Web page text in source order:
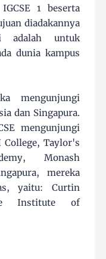
1 beserta
diadakannya
adalah untuk
dunia kampus
mengunjungi
dan Singapura.
mengunjungi
Taylor's
Monash
mereka
yaitu: Curtin
Institute of